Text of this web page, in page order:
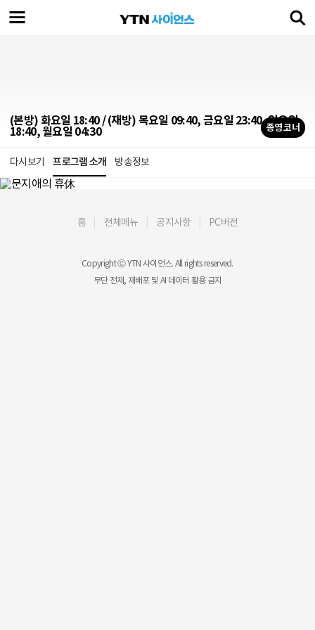
(본방) 화요일 18:40 / (재방) 목요일 09:40, 금요일 23:40, 일요일
18:40, 월요일 04:30 종영 코너
다시보기 프로그램 소개 방송정보
홈 전체메뉴 공지사항 PC버전
Copyright Ⓒ YTN 사이언스. All rights reserved.
무단 전재, 재배포 및 AI 데이터 활용 금지